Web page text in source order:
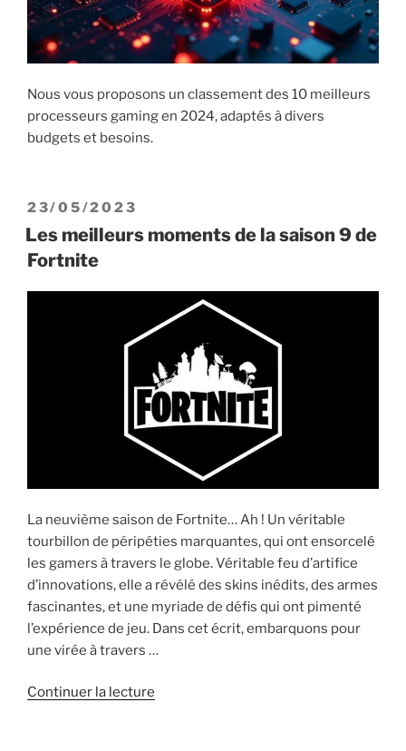
Nous vous proposons un classement des 10 meilleurs
processeurs gaming en 2024, adaptés à divers
budgets et besoins.
PUBLIÉ
LE
23/05/2023
Les meilleurs moments de la saison 9 de
Fortnite
La neuvième saison de Fortnite… Ah ! Un véritable
tourbillon de péripéties marquantes, qui ont ensorcelé
les gamers à travers le globe. Véritable feu d’artifice
d’innovations, elle a révélé des skins inédits, des armes
fascinantes, et une myriade de défis qui ont pimenté
l’expérience de jeu. Dans cet écrit, embarquons pour
une virée à travers …
Continuer la lecture